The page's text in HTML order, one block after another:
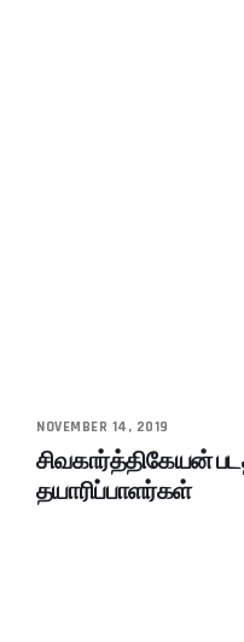
NOVEMBER 14, 2019
சிவகார்த்திகேயன்
தயாரிப்பாளர்கள்